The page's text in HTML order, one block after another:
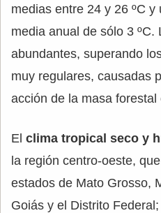
medias entre 24 y 26 ºC
media anual de sólo 3 ºC.
abundantes, superando
muy regulares, causadas
acción de la masa forestal
El clima tropical seco y
la región centro-oeste,
estados de Mato Grosso,
Goiás y el Distrito